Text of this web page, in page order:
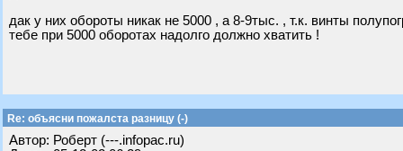
дак у них обороты никак не 5000 , а 8-9тыс. , т.к. винты
тебе при 5000 оборотах надолго должно хватить !
Re: объясни пожалста разницу (-)
Автор: Роберт (---.infopac.ru)